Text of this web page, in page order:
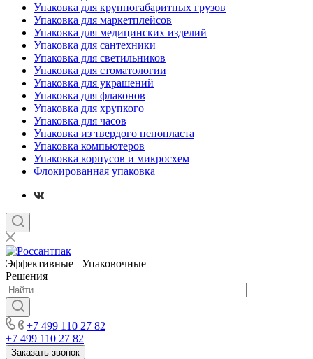
Упаковка для крупногабаритных грузов
Упаковка для маркетплейсов
Упаковка для медицинских изделий
Упаковка для сантехники
Упаковка для светильников
Упаковка для стоматологии
Упаковка для украшений
Упаковка для флаконов
Упаковка для хрупкого
Упаковка для часов
Упаковка из твердого пенопласта
Упаковка компьютеров
Упаковка корпусов и микросхем
Флокированная упаковка
Эффективные Упаковочные
Решения
+7 499 110 27 82
+7 499 110 27 82
Заказать звонок